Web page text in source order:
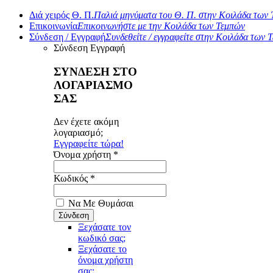
Διά χειρός Θ. Π.Παλιά μηνύματα του Θ. Π. στην Κοιλάδα των
ΕπικοινωνίαΕπικοινωνήστε με την Κοιλάδα των Τεμπών
Σύνδεση / ΕγγραφήΣυνδεθείτε / εγγραφείτε στην Κοιλάδα των
Σύνδεση Εγγραφή
ΣΥΝΔΕΣΗ ΣΤΟ
ΛΟΓΑΡΙΑΣΜΟ
ΣΑΣ
Δεν έχετε ακόμη
λογαριασμό;
Εγγραφείτε τώρα!
Όνομα χρήστη *
Κωδικός *
Να Με Θυμάσαι
Ξεχάσατε τον
κωδικό σας;
Ξεχάσατε το
όνομα χρήστη